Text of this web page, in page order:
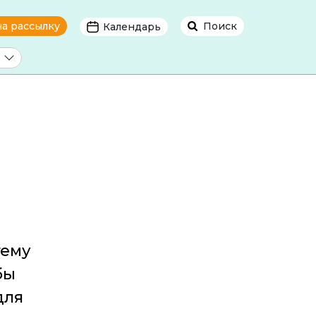
рассылку Календарь Поиск